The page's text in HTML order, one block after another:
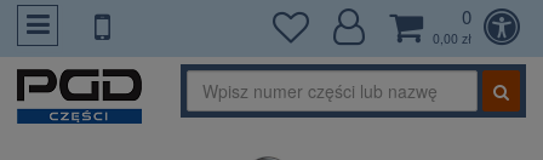
PrzejdzDoTresci
0
0,00 zł